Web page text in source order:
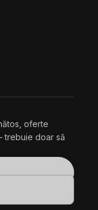
oferte
trebuie doar să